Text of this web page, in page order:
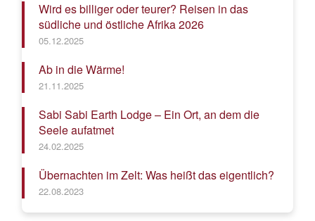
Wird es billiger oder teurer? Reisen in das
südliche und östliche Afrika 2026
05.12.2025
Ab in die Wärme!
21.11.2025
Sabi Sabi Earth Lodge – Ein Ort, an dem die
Seele aufatmet
24.02.2025
Übernachten im Zelt: Was heißt das eigentlich?
22.08.2023